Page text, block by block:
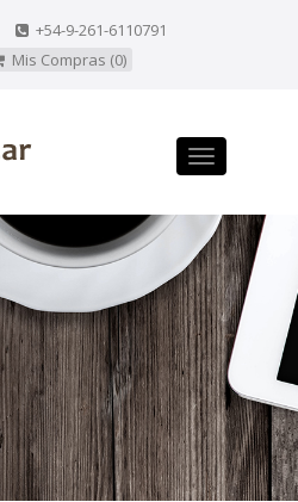
+54-9-261-6110791
Mis Compras (0)
Toggle
navigation